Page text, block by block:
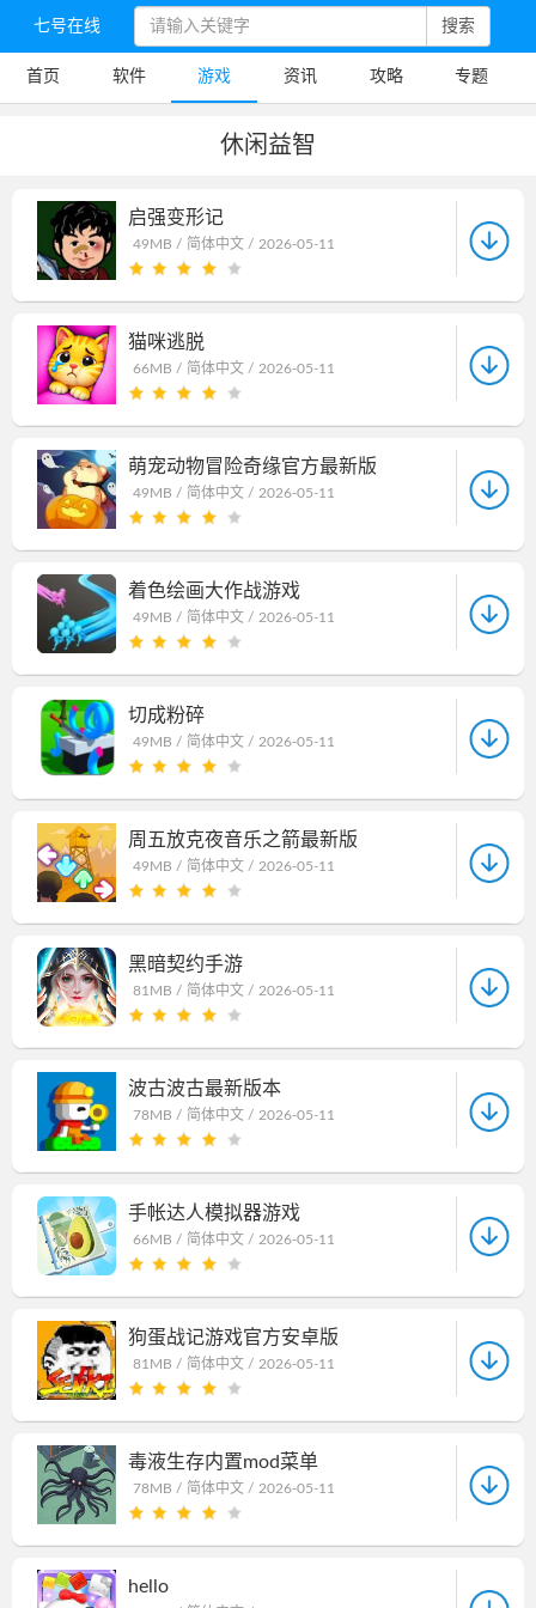
七号在线 搜索
首页 软件 游戏 资讯 攻略 专题
休闲益智
启强变形记
49MB / 简体中文 / 2026-05-11
猫咪逃脱
66MB / 简体中文 / 2026-05-11
萌宠动物冒险奇缘官方最新版
49MB / 简体中文 / 2026-05-11
着色绘画大作战游戏
49MB / 简体中文 / 2026-05-11
切成粉碎
49MB / 简体中文 / 2026-05-11
周五放克夜音乐之箭最新版
49MB / 简体中文 / 2026-05-11
黑暗契约手游
81MB / 简体中文 / 2026-05-11
波古波古最新版本
78MB / 简体中文 / 2026-05-11
手帐达人模拟器游戏
66MB / 简体中文 / 2026-05-11
狗蛋战记游戏官方安卓版
81MB / 简体中文 / 2026-05-11
毒液生存内置mod菜单
78MB / 简体中文 / 2026-05-11
hello